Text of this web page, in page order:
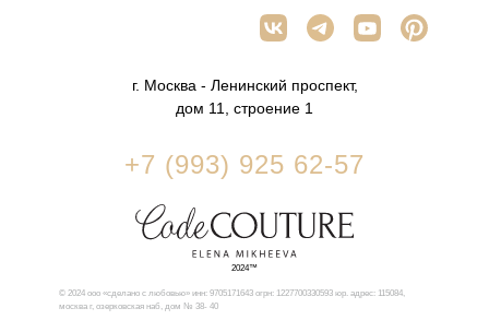
© 2024 ооо «сделано с любовью» инн: 9705171643 огрн: 1227700330593 юр. адрес: 115084,
москва г, озерковская наб, дом № 38- 40
2024™
г. Москва - Ленинский проспект,
дом 11, строение 1
+7 (993) 925 62-57